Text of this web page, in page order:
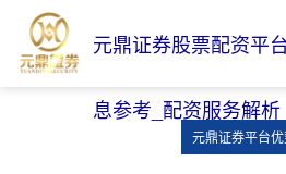
元鼎证券股票配资平
息参考_配资服务解析
元鼎证券平台